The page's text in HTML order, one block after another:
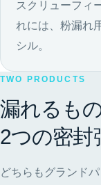
スクリューフィ
れには、粉漏れ
シル。
TWO PRODUCTS
漏れるも
2つの密封
どちらもグランド